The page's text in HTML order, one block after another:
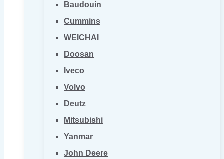
Baudouin
Cummins
WEICHAI
Doosan
Iveco
Volvo
Deutz
Mitsubishi
Yanmar
John Deere